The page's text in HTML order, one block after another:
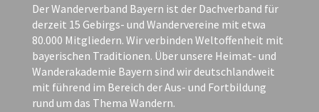
Der Wanderverband Bayern ist der Dachverband für
derzeit 15 Gebirgs- und Wandervereine mit etwa
80.000 Mitgliedern. Wir verbinden Weltoffenheit mit
bayerischen Traditionen. Über unsere Heimat- und
Wanderakademie Bayern sind wir deutschlandweit
mit führend im Bereich der Aus- und Fortbildung
rund um das Thema Wandern.